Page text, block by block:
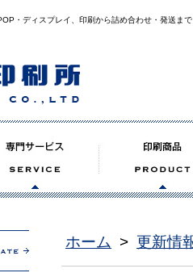
・ディスプレイ、印刷から詰め合わせ・発送ま
ホーム > 更新情